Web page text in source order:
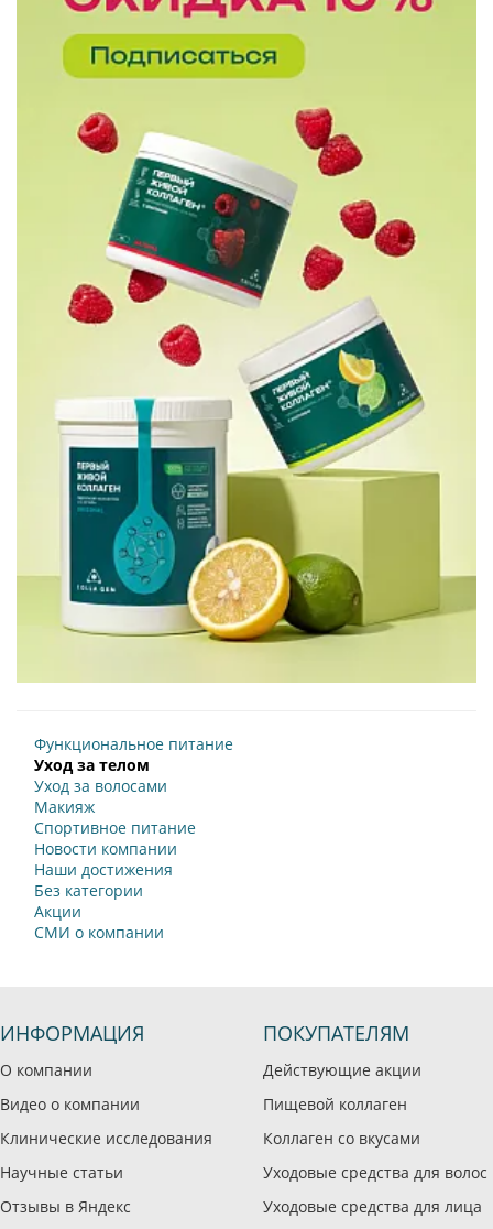
Функциональное питание
Уход за телом
Уход за волосами
Макияж
Спортивное питание
Новости компании
Наши достижения
Без категории
Акции
СМИ о компании
ИНФОРМАЦИЯ
О компании
Видео о компании
Клинические исследования
Научные статьи
Отзывы в Яндекс
ПОКУПАТЕЛЯМ
Действующие акции
Пищевой коллаген
Коллаген со вкусами
Уходовые средства для волос
Уходовые средства для лица